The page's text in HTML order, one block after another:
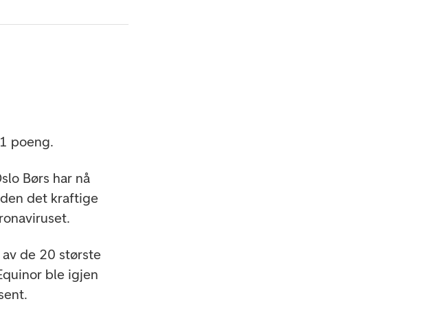
poeng.
Børs har nå
det kraftige
de 20 største
ble igjen